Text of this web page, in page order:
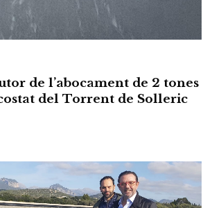
de l’abocament de 2 tones
del Torrent de Solleric